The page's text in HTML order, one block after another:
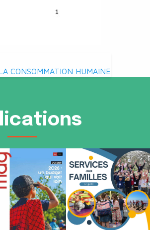
CONSOMMATION HUMAINE